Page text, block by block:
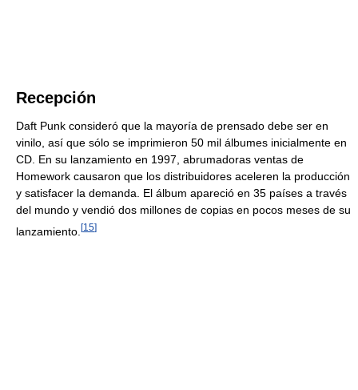
Recepción
Daft Punk consideró que la mayoría de prensado debe ser en
vinilo, así que sólo se imprimieron 50 mil álbumes inicialmente en
CD. En su lanzamiento en 1997, abrumadoras ventas de
Homework causaron que los distribuidores aceleren la producción
y satisfacer la demanda. El álbum apareció en 35 países a través
del mundo y vendió dos millones de copias en pocos meses de su
lanzamiento. [15]